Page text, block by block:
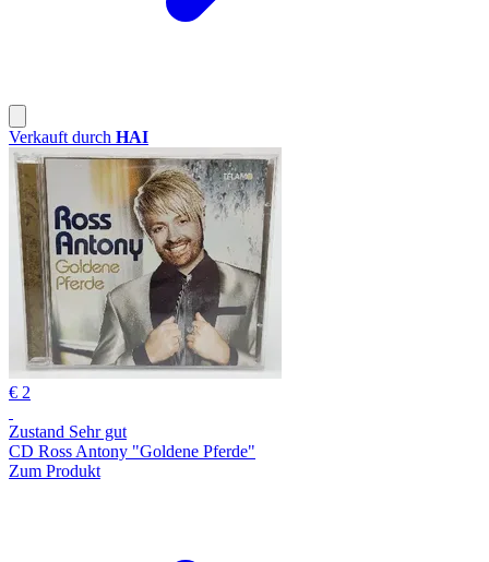
Verkauft durch HAI
€ 2
Zustand Sehr gut
CD Ross Antony "Goldene Pferde"
Zum Produkt